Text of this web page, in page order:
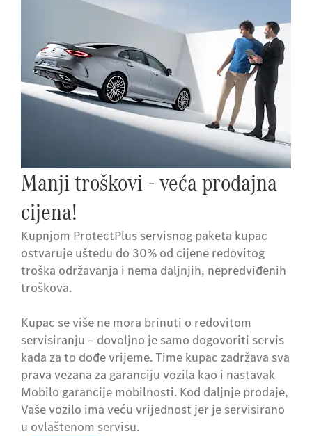
Manji troškovi - veća prodajna
cijena!
Kupnjom ProtectPlus servisnog paketa kupac
ostvaruje uštedu do 30% od cijene redovitog
troška održavanja i nema daljnjih, nepredviđenih
troškova.
Kupac se više ne mora brinuti o redovitom
servisiranju – dovoljno je samo dogovoriti servis
kada za to dođe vrijeme. Time kupac zadržava sva
prava vezana za garanciju vozila kao i nastavak
Mobilo garancije mobilnosti. Kod daljnje prodaje,
Vaše vozilo ima veću vrijednost jer je servisirano
u ovlaštenom servisu.